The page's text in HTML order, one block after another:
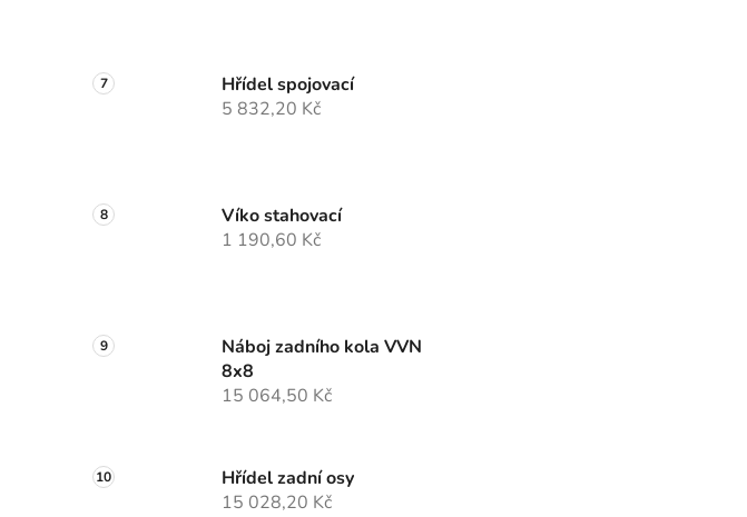
Hřídel spojovací
5 832,20 Kč
Víko stahovací
1 190,60 Kč
Náboj zadního kola VVN
8x8
15 064,50 Kč
Hřídel zadní osy
15 028,20 Kč